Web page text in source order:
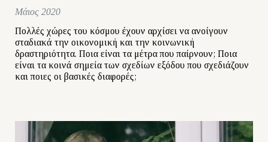
Μάιος 2020
Πολλές χώρες του κόσμου έχουν αρχίσει να ανοίγουν
σταδιακά την οικονομική και την κοινωνική
δραστηριότητα. Ποια είναι τα μέτρα που παίρνουν; Ποια
είναι τα κοινά σημεία των σχεδίων εξόδου που σχεδιάζουν
και ποιες οι βασικές διαφορές;